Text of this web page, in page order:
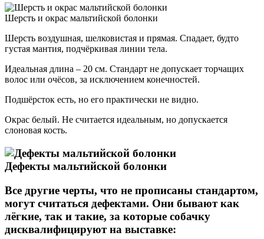
Шерсть и окрас мальтийской болонки
Шерсть воздушная, шелковистая и прямая. Спадает, будто
густая мантия, подчёркивая линии тела.
Идеальная длина – 20 см. Стандарт не допускает торчащих
волос или очёсов, за исключением конечностей.
Подшёрсток есть, но его практически не видно.
Окрас белый. Не считается идеальным, но допускается
слоновая кость.
Дефекты мальтийской болонки
Все другие черты, что не прописаны стандартом,
могут считаться дефектами. Они бывают как
лёгкие, так и такие, за которые собачку
дисквалифицируют на выставке: